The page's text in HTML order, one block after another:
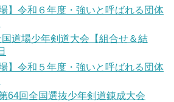
】令和６年度・強いと呼ばれる団体
道場少年剣道大会【組合せ＆結
】令和５年度・強いと呼ばれる団体
64回全国選抜少年剣道錬成大会